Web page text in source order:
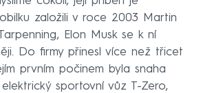
založili v roce 2003 Martin
Elon Musk se k ní
Do firmy přinesl více než třicet
prvním počinem byla snaha
sportovní vůz T-Zero,